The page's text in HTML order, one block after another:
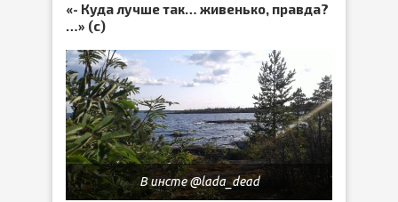
«- Куда лучше так… живенько, правда?
…» (с)
В инсте @lada_dead